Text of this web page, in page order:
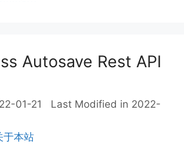
Autosave Rest API
01-21
Last Modified in 2022-
于本站